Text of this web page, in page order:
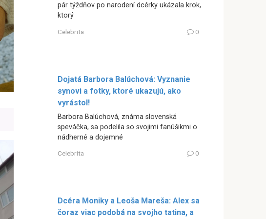
pár týždňov po narodení dcérky ukázala krok,
ktorý
Celebrita 0
Dojatá Barbora Balúchová: Vyznanie
synovi a fotky, ktoré ukazujú, ako
vyrástol!
Barbora Balúchová, známa slovenská
speváčka, sa podelila so svojimi fanúšikmi o
nádherné a dojemné
Celebrita 0
Dcéra Moniky a Leoša Mareša: Alex sa
čoraz viac podobá na svojho tatina, a